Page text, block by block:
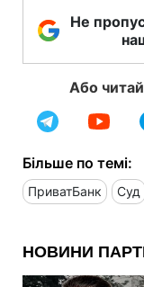
Не
Або
Більше по темі:
ПриватБанк Суд